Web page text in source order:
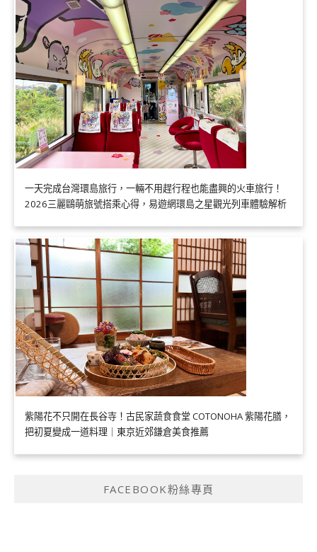
一天完成台灣環島旅行，一輛不用趕行程也能盡興的火車旅行！
2026三麗鷗萌旅號搭乘心得，易遊網環島之星觀光列車體驗解析
紫陽花不只開在長谷寺！古民家蔬食食堂 COTONOHA 紫陽花膳，
把初夏變成一道料理｜東京近郊鎌倉美食推薦
FACEBOOK粉絲專頁